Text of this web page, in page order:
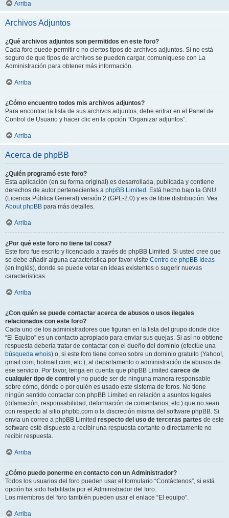
Arriba
Archivos Adjuntos
¿Qué archivos adjuntos son permitidos en este foro?
Cada foro puede permitir o no ciertos tipos de archivos adjuntos. Si no está
seguro de que tipos de archivos se pueden cargar, comuníquese con La
Administración para obtener más información.
Arriba
¿Cómo encuentro todos mis archivos adjuntos?
Para encontrar la lista de sus archivos adjuntos, debe entrar en el Panel de
Control de Usuario y hacer clic en la opción “Organizar adjuntos”.
Arriba
Acerca de phpBB
¿Quién programó este foro?
Esta aplicación (en su forma original) es desarrollada, publicada y contiene
derechos de autor pertenecientes a phpBB Limited . Está hecho bajo la GNU
(Licencia Pública General) versión 2 (GPL-2.0) y es de libre distribución. Vea
About phpBB para más detalles.
Arriba
¿Por qué este foro no tiene tal cosa?
Este foro fue escrito y licenciado a través de phpBB Limited. Si usted cree que
se debe añadir alguna característica por favor visite Centro de phpBB Ideas
(en Inglés), donde se puede votar en ideas existentes o sugerir nuevas
características.
Arriba
¿Con quién se puede contactar acerca de abusos o usos ilegales
relacionados con este foro?
Cada uno de los administradores que figuran en la lista del grupo donde dice
“El Equipo” es un contacto apropiado para enviar sus quejas. Si así no obtiene
respuesta debería tratar de contactar con el dueño del dominio (efectúe una
búsqueda whois) o, si este foro tiene correo sobre un dominio gratuito (Yahoo!,
gmail.com, hotmail.com, etc.), al departamento o administración de abusos de
ese servicio. Por favor, tenga en cuenta que phpBB Limited carece de
cualquier tipo de control y no puede ser de ninguna manera responsable
sobre cómo, dónde o por quién es usado este sistema de foros. No tiene
ningún sentido contactar con phpBB Limited en relación a asuntos legales
(difamación, responsabilidad, deformación de comentarios, etc.) que no sean
con respecto al sitio phpbb.com o la discreción misma del software phpBB. Si
envia un correo a phpBB Limited respecto del uso de terceras partes de este
software esté dispuesto a recibir una respuesta cortante o directamente no
recibir respuesta.
Arriba
¿Cómo puedo ponerme en contacto con un Administrador?
Todos los usuarios del foro pueden usar el formulario “Contáctenos”, si está
opción ha sido habilitada por el Administrador del foro.
Los miembros del foro también pueden usar el enlace “El equipo”.
Arriba